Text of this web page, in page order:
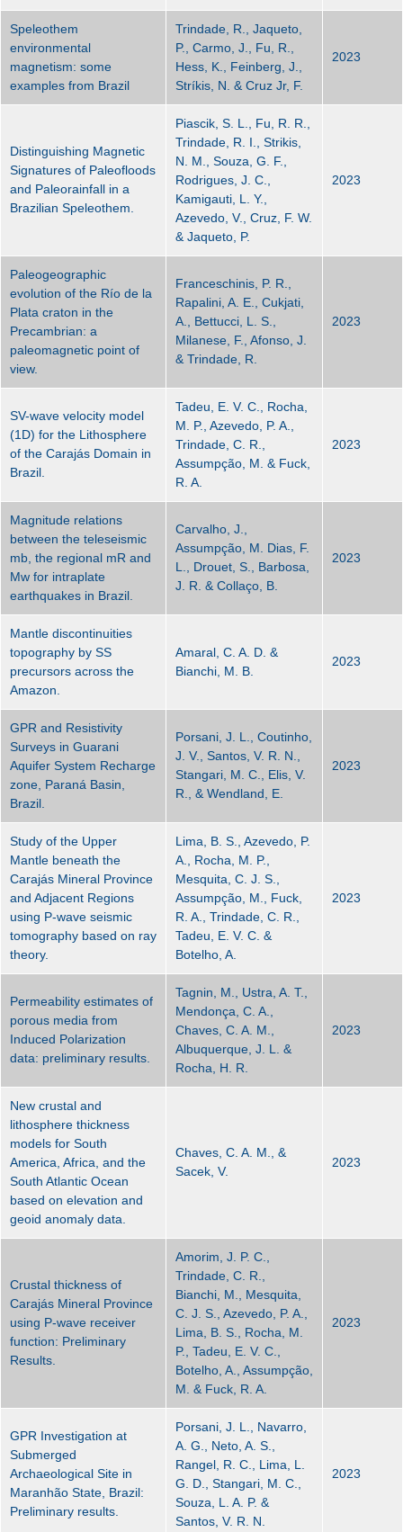
Speleothem
environmental
magnetism: some
examples from Brazil
Trindade, R., Jaqueto,
P., Carmo, J., Fu, R.,
Hess, K., Feinberg, J.,
Stríkis, N. & Cruz Jr, F.
2023
Distinguishing Magnetic
Signatures of Paleofloods
and Paleorainfall in a
Brazilian Speleothem.
Piascik, S. L., Fu, R. R.,
Trindade, R. I., Strikis,
N. M., Souza, G. F.,
Rodrigues, J. C.,
Kamigauti, L. Y.,
Azevedo, V., Cruz, F. W.
& Jaqueto, P.
2023
Paleogeographic
evolution of the Río de la
Plata craton in the
Precambrian: a
paleomagnetic point of
view.
Franceschinis, P. R.,
Rapalini, A. E., Cukjati,
A., Bettucci, L. S.,
Milanese, F., Afonso, J.
& Trindade, R.
2023
SV-wave velocity model
(1D) for the Lithosphere
of the Carajás Domain in
Brazil.
Tadeu, E. V. C., Rocha,
M. P., Azevedo, P. A.,
Trindade, C. R.,
Assumpção, M. & Fuck,
R. A.
2023
Magnitude relations
between the teleseismic
mb, the regional mR and
Mw for intraplate
earthquakes in Brazil.
Carvalho, J.,
Assumpção, M. Dias, F.
L., Drouet, S., Barbosa,
J. R. & Collaço, B.
2023
Mantle discontinuities
topography by SS
precursors across the
Amazon.
Amaral, C. A. D. &
Bianchi, M. B.
2023
GPR and Resistivity
Surveys in Guarani
Aquifer System Recharge
zone, Paraná Basin,
Brazil.
Porsani, J. L., Coutinho,
J. V., Santos, V. R. N.,
Stangari, M. C., Elis, V.
R., & Wendland, E.
2023
Study of the Upper
Mantle beneath the
Carajás Mineral Province
and Adjacent Regions
using P-wave seismic
tomography based on ray
theory.
Lima, B. S., Azevedo, P.
A., Rocha, M. P.,
Mesquita, C. J. S.,
Assumpção, M., Fuck,
R. A., Trindade, C. R.,
Tadeu, E. V. C. &
Botelho, A.
2023
Permeability estimates of
porous media from
Induced Polarization
data: preliminary results.
Tagnin, M., Ustra, A. T.,
Mendonça, C. A.,
Chaves, C. A. M.,
Albuquerque, J. L. &
Rocha, H. R.
2023
New crustal and
lithosphere thickness
models for South
America, Africa, and the
South Atlantic Ocean
based on elevation and
geoid anomaly data.
Chaves, C. A. M., &
Sacek, V.
2023
Crustal thickness of
Carajás Mineral Province
using P-wave receiver
function: Preliminary
Results.
Amorim, J. P. C.,
Trindade, C. R.,
Bianchi, M., Mesquita,
C. J. S., Azevedo, P. A.,
Lima, B. S., Rocha, M.
P., Tadeu, E. V. C.,
Botelho, A., Assumpção,
M. & Fuck, R. A.
2023
GPR Investigation at
Submerged
Archaeological Site in
Maranhão State, Brazil:
Preliminary results.
Porsani, J. L., Navarro,
A. G., Neto, A. S.,
Rangel, R. C., Lima, L.
G. D., Stangari, M. C.,
Souza, L. A. P. &
Santos, V. R. N.
2023